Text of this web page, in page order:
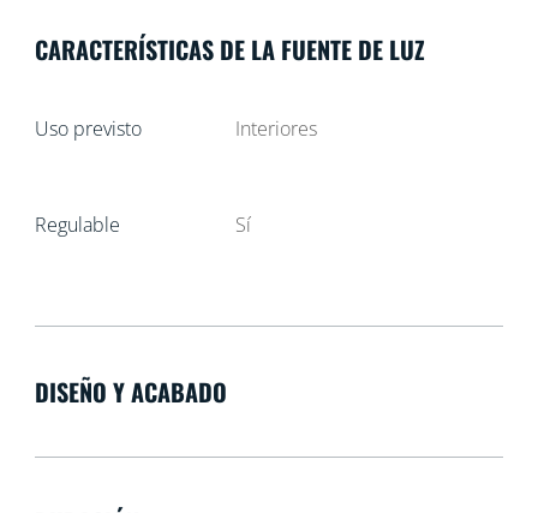
CARACTERÍSTICAS DE LA FUENTE DE LUZ
Uso previsto Interiores
Regulable Sí
DISEÑO Y ACABADO